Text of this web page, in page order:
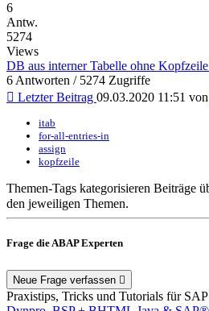
6
Antw.
5274
Views
DB aus interner Tabelle ohne
6 Antworten / 5274 Zugriffe
Letzter Beitrag 09.03.2020 11:51 von
itab
for-all-entries-in
assign
kopfzeile
Themen-Tags kategorisieren Beiträge
den jeweiligen Themen.
Frage die ABAP Experten
Neue Frage verfassen
Praxistips, Tricks und Tutorials für